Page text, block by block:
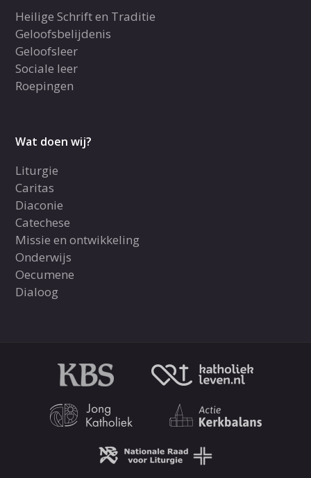
Heilige Schrift en Traditie
Geloofsbelijdenis
Geloofsleer
Sociale leer
Roepingen
Wat doen wij?
Liturgie
Caritas
Diaconie
Catechese
Missie en ontwikkeling
Onderwijs
Oecumene
Dialoog